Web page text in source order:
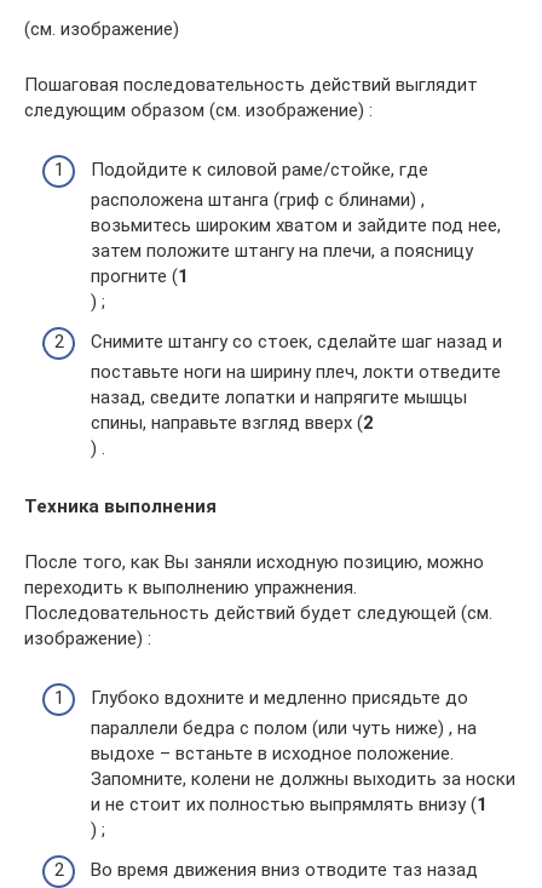
(см. изображение)
Пошаговая последовательность действий выглядит
следующим образом (см. изображение) :
Подойдите к силовой раме/стойке, где
расположена штанга (гриф с блинами) ,
возьмитесь широким хватом и зайдите под нее,
затем положите штангу на плечи, а поясницу
прогните (1
) ;
Снимите штангу со стоек, сделайте шаг назад и
поставьте ноги на ширину плеч, локти отведите
назад, сведите лопатки и напрягите мышцы
спины, направьте взгляд вверх (2
) .
Техника выполнения
После того, как Вы заняли исходную позицию, можно
переходить к выполнению упражнения.
Последовательность действий будет следующей (см.
изображение) :
Глубоко вдохните и медленно присядьте до
параллели бедра с полом (или чуть ниже) , на
выдохе – встаньте в исходное положение.
Запомните, колени не должны выходить за носки
и не стоит их полностью выпрямлять внизу (1
) ;
Во время движения вниз отводите таз назад